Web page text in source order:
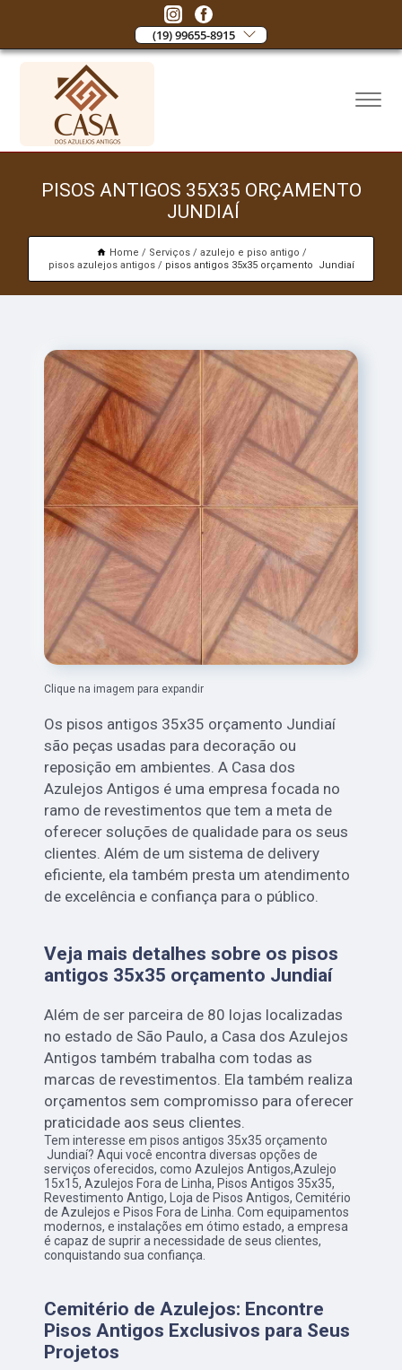
(19) 99655-8915
PISOS ANTIGOS 35X35 ORÇAMENTO
JUNDIAÍ
Home Serviços
azulejo e piso antigo
pisos azulejos antigos
pisos antigos 35x35 orçamento Jundiaí
Clique na imagem para expandir
Os pisos antigos 35x35 orçamento Jundiaí
são peças usadas para decoração ou
reposição em ambientes. A Casa dos
Azulejos Antigos é uma empresa focada no
ramo de revestimentos que tem a meta de
oferecer soluções de qualidade para os seus
clientes. Além de um sistema de delivery
eficiente, ela também presta um atendimento
de excelência e confiança para o público.
Veja mais detalhes sobre os pisos
antigos 35x35 orçamento Jundiaí
Além de ser parceira de 80 lojas localizadas
no estado de São Paulo, a Casa dos Azulejos
Antigos também trabalha com todas as
marcas de revestimentos. Ela também realiza
orçamentos sem compromisso para oferecer
praticidade aos seus clientes.
Tem interesse em pisos antigos 35x35 orçamento
Jundiaí? Aqui você encontra diversas opções de
serviços oferecidos, como Azulejos Antigos,Azulejo
15x15, Azulejos Fora de Linha, Pisos Antigos 35x35,
Revestimento Antigo, Loja de Pisos Antigos, Cemitério
de Azulejos e Pisos Fora de Linha. Com equipamentos
modernos, e instalações em ótimo estado, a empresa
é capaz de suprir a necessidade de seus clientes,
conquistando sua confiança.
Cemitério de Azulejos: Encontre
Pisos Antigos Exclusivos para Seus
Projetos